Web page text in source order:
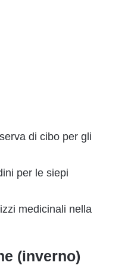
di cibo per gli
per le siepi
medicinali nella
(inverno)